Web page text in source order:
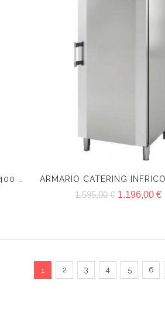
ARMARIO REFRIGERACIÓN ASN 400 II INFRICO
1.595,00 € 1.196,00 €
1 2 3 4 5 6